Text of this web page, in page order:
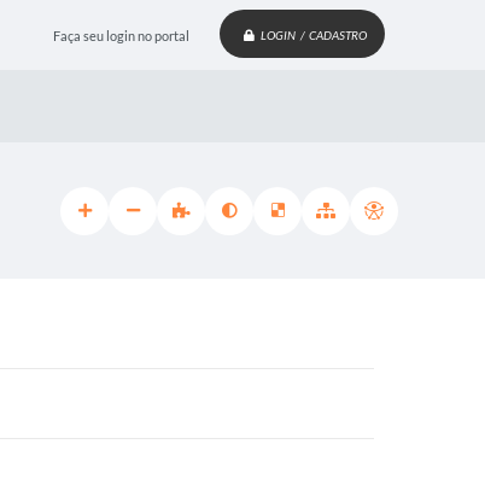
Faça seu login no portal LOGIN / CADASTRO